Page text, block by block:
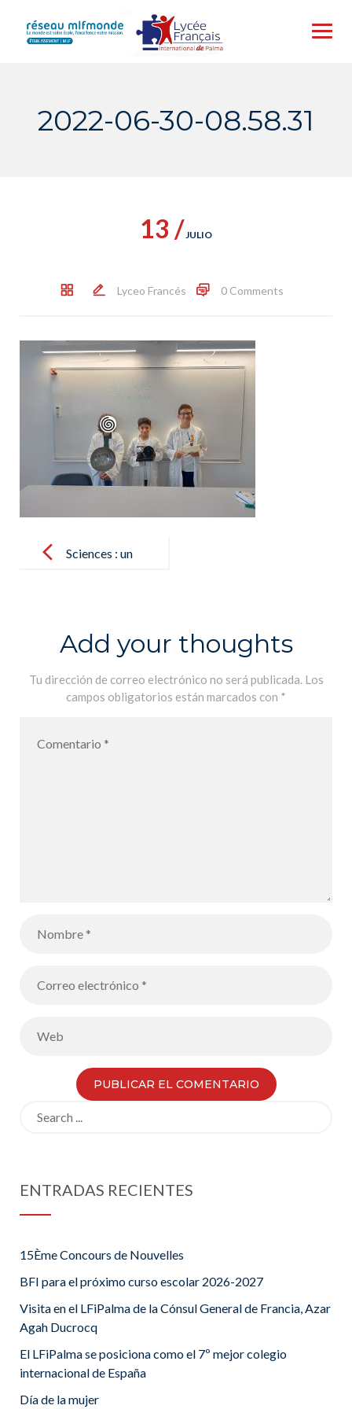
content
2022-06-30-08.58.31
13 /JULIO
Lyceo Francés 0 Comments
navigationSciences : un
Ciencias : una
última clase
con monsieur
Add your thoughts
Tu dirección de correo electrónico no será publicada. Los
campos obligatorios están marcados con *
ENTRADAS RECIENTES
15Ème Concours de Nouvelles
BFI para el próximo curso escolar 2026-2027
Visita en el LFiPalma de la Cónsul General de Francia, Azar
Agah Ducrocq
El LFiPalma se posiciona como el 7º mejor colegio
internacional de España
Día de la mujer